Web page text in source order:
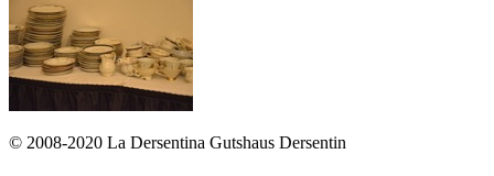
© 2008-2020 La Dersentina Gutshaus Dersentin